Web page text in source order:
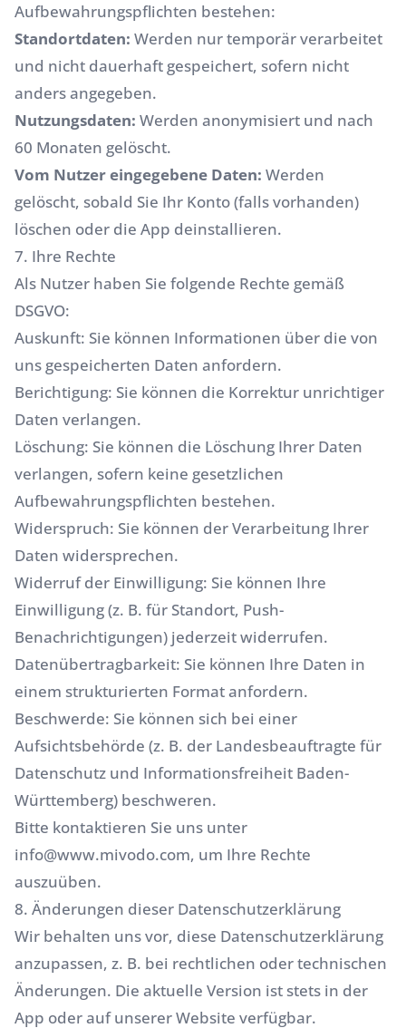
Aufbewahrungspflichten bestehen:
Standortdaten: Werden nur temporär verarbeitet
und nicht dauerhaft gespeichert, sofern nicht
anders angegeben.
Nutzungsdaten: Werden anonymisiert und nach
60 Monaten gelöscht.
Vom Nutzer eingegebene Daten: Werden
gelöscht, sobald Sie Ihr Konto (falls vorhanden)
löschen oder die App deinstallieren.
7. Ihre Rechte
Als Nutzer haben Sie folgende Rechte gemäß
DSGVO:
Auskunft: Sie können Informationen über die von
uns gespeicherten Daten anfordern.
Berichtigung: Sie können die Korrektur unrichtiger
Daten verlangen.
Löschung: Sie können die Löschung Ihrer Daten
verlangen, sofern keine gesetzlichen
Aufbewahrungspflichten bestehen.
Widerspruch: Sie können der Verarbeitung Ihrer
Daten widersprechen.
Widerruf der Einwilligung: Sie können Ihre
Einwilligung (z. B. für Standort, Push-
Benachrichtigungen) jederzeit widerrufen.
Datenübertragbarkeit: Sie können Ihre Daten in
einem strukturierten Format anfordern.
Beschwerde: Sie können sich bei einer
Aufsichtsbehörde (z. B. der Landesbeauftragte für
Datenschutz und Informationsfreiheit Baden-
Württemberg) beschweren.
Bitte kontaktieren Sie uns unter
info@www.mivodo.com, um Ihre Rechte
auszuüben.
8. Änderungen dieser Datenschutzerklärung
Wir behalten uns vor, diese Datenschutzerklärung
anzupassen, z. B. bei rechtlichen oder technischen
Änderungen. Die aktuelle Version ist stets in der
App oder auf unserer Website verfügbar.